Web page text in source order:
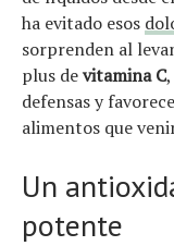
ha evitado esos
sorprenden al
plus devitamina C
defensas y
alimentos que
Un
potente